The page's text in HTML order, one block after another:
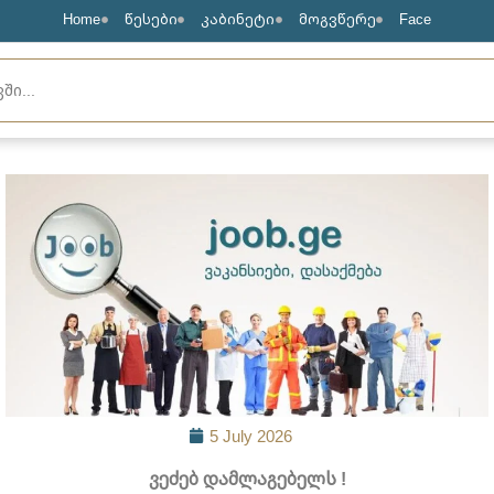
Home წესები კაბინეტი მოგვწერე Face
5 July 2026
ვეძებ დამლაგებელს !